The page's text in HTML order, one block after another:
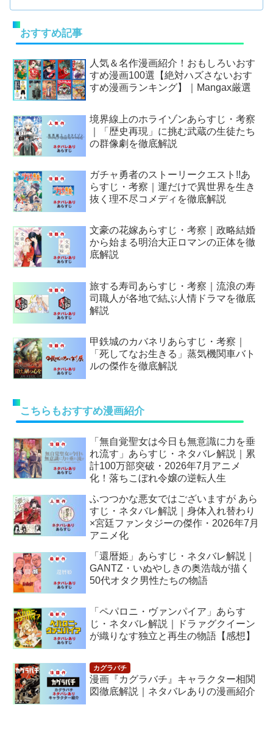
おすすめ記事
人気＆名作漫画紹介！おもしろいおす
すめ漫画100選【絶対ハズさないおす
すめ漫画ランキング】｜Mangax厳選
境界線上のホライゾンあらすじ・考察
｜「歴史再現」に挑む武蔵の生徒たち
の群像劇を徹底解説
ガチャ勇者のストーリークエスト!!あ
らすじ・考察｜運だけで異世界を生き
抜く理不尽コメディを徹底解説
文豪の花嫁あらすじ・考察｜政略結婚
から始まる明治大正ロマンの正体を徹
底解説
旅する寿司あらすじ・考察｜流浪の寿
司職人が各地で結ぶ人情ドラマを徹底
解説
甲鉄城のカバネリあらすじ・考察｜
「死してなお生きる」蒸気機関車バト
ルの傑作を徹底解説
こちらもおすすめ漫画紹介
「無自覚聖女は今日も無意識に力を垂
れ流す」あらすじ・ネタバレ解説｜累
計100万部突破・2026年7月アニメ
化！落ちこぼれ令嬢の逆転人生
ふつつかな悪女ではございますが あら
すじ・ネタバレ解説｜身体入れ替わり
×宮廷ファンタジーの傑作・2026年7月
アニメ化
「還暦姫」あらすじ・ネタバレ解説｜
GANTZ・いぬやしきの奥浩哉が描く
50代オタク男性たちの物語
「ペパロニ・ヴァンパイア」あらす
じ・ネタバレ解説｜ドラァグクイーン
が織りなす独立と再生の物語【感想】
漫画『カグラバチ』キャラクター相関
図徹底解説｜ネタバレありの漫画紹介